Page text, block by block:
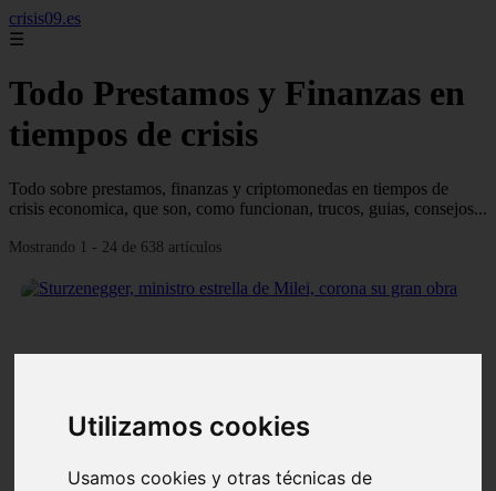
Utilizamos cookies
Usamos cookies y otras técnicas de
crisis09.es
☰
Todo Prestamos y Finanzas en
tiempos de crisis
Todo sobre prestamos, finanzas y criptomonedas en tiempos de
crisis economica, que son, como funcionan, trucos, guias, consejos...
Mostrando 1 - 24 de 638 artículos